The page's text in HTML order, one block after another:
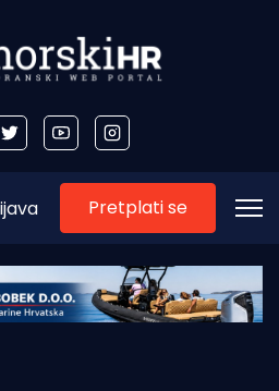
Pretplati se